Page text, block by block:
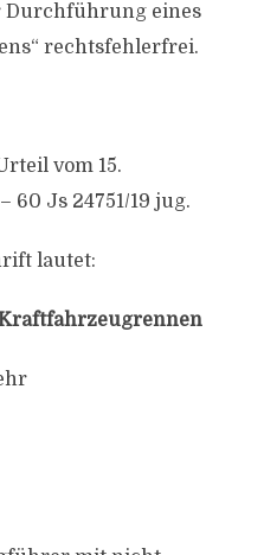
Durchführung eines
rechtsfehlerfrei.
vom 15.
60 Js 24751/19 jug.
lautet:
Kraftfahrzeugrennen